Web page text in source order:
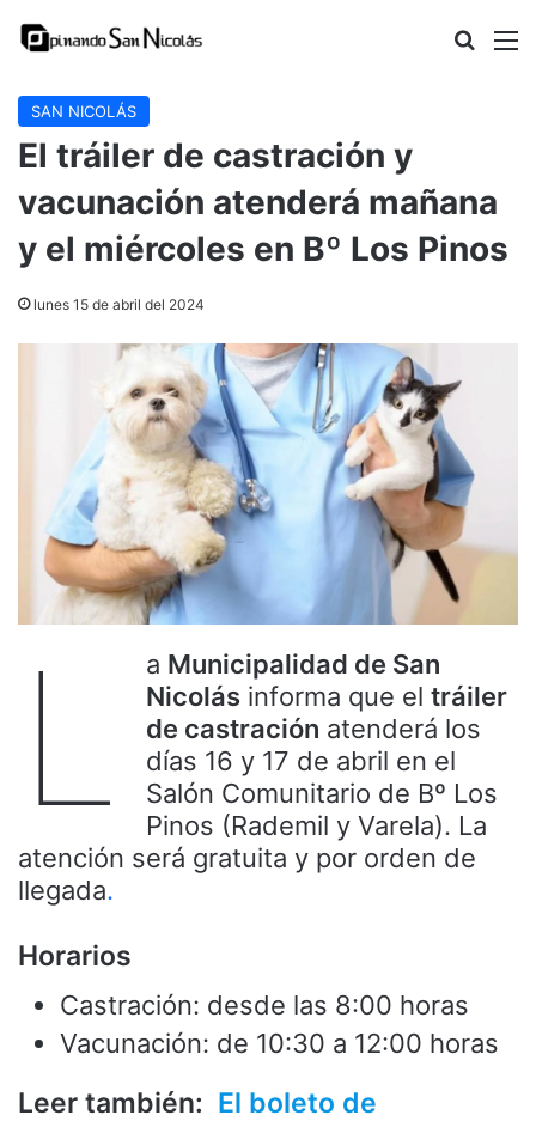
Buscar
SAN NICOLÁS
El tráiler de castración y
vacunación atenderá mañana
y el miércoles en Bº Los Pinos
lunes 15 de abril del 2024
L a Municipalidad de San
Nicolás informa que el tráiler
de castración atenderá los
días 16 y 17 de abril en el
Salón Comunitario de Bº Los
Pinos (Rademil y Varela). La
atención será gratuita y por orden de
llegada.
Horarios
Castración: desde las 8:00 horas
Vacunación: de 10:30 a 12:00 horas
Leer también: El boleto de